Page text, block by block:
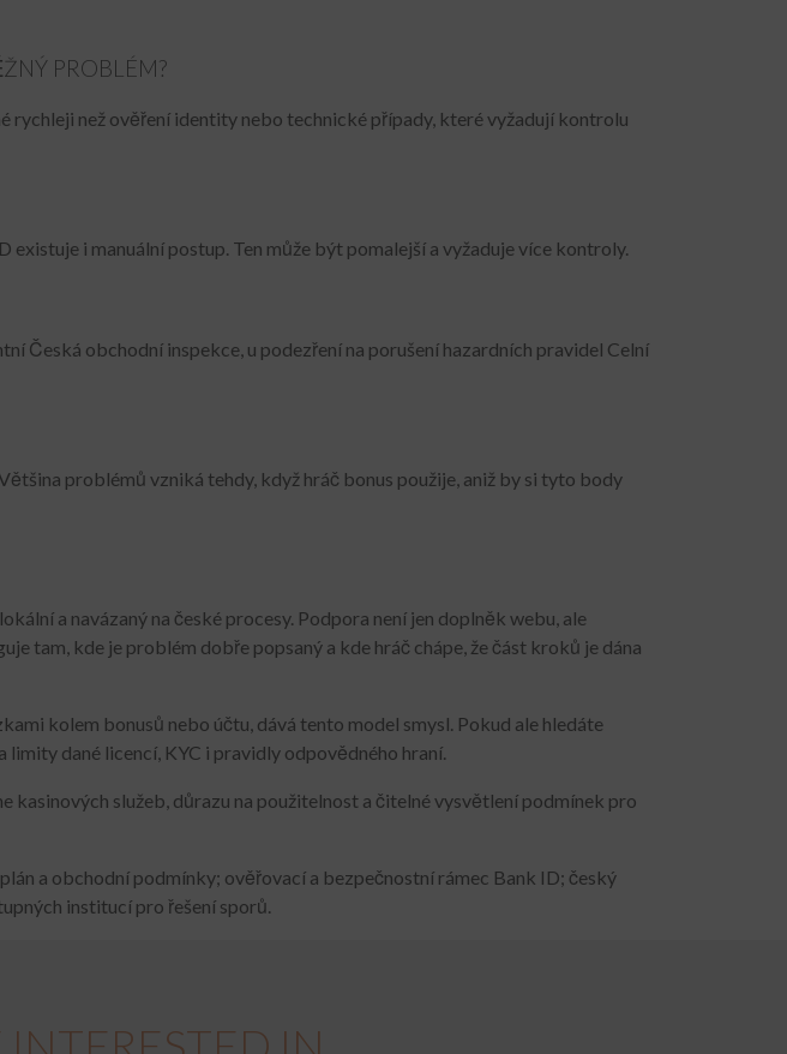
PROBLÉM?
rychleji než ověření identity nebo technické případy, které vyžadují kontrolu
i manuální postup. Ten může být pomalejší a vyžaduje více kontroly.
Česká obchodní inspekce, u podezření na porušení hazardních pravidel Celní
problémů vzniká tehdy, když hráč bonus použije, aniž by si tyto body
a navázaný na české procesy. Podpora není jen doplněk webu, ale
tam, kde je problém dobře popsaný a kde hráč chápe, že část kroků je dána
kolem bonusů nebo účtu, dává tento model smysl. Pokud ale hledáte
dané licencí, KYC i pravidly odpovědného hraní.
služeb, důrazu na použitelnost a čitelné vysvětlení podmínek pro
a obchodní podmínky; ověřovací a bezpečnostní rámec Bank ID; český
institucí pro řešení sporů.